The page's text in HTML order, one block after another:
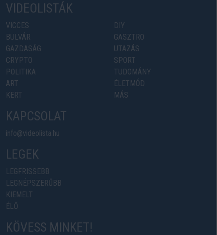
VIDEOLISTÁK
VICCES
BULVÁR
GAZDASÁG
CRYPTO
POLITIKA
ART
KERT
DIY
GASZTRO
UTAZÁS
SPORT
TUDOMÁNY
ÉLETMÓD
MÁS
KAPCSOLAT
info@videolista.hu
LEGEK
LEGFRISSEBB
LEGNÉPSZERŰBB
KIEMELT
ÉLŐ
KÖVESS MINKET!